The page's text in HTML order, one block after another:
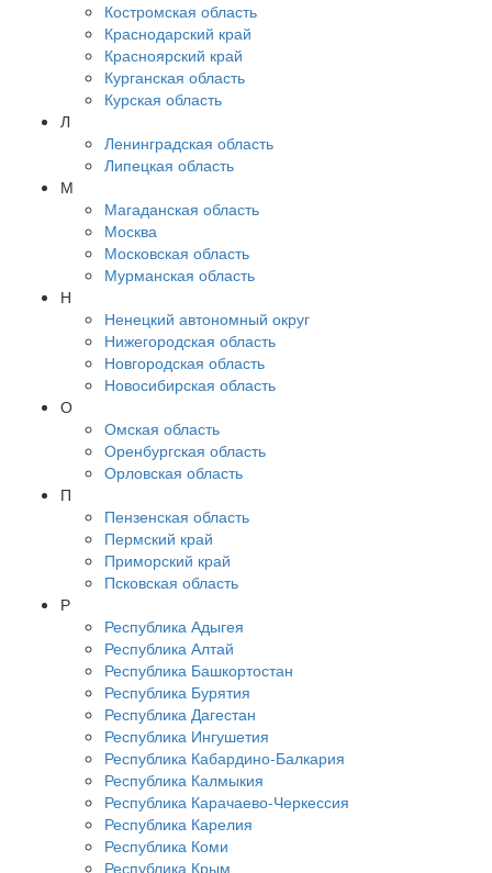
Костромская область
Краснодарский край
Красноярский край
Курганская область
Курская область
Л
Ленинградская область
Липецкая область
М
Магаданская область
Москва
Московская область
Мурманская область
Н
Ненецкий автономный округ
Нижегородская область
Новгородская область
Новосибирская область
О
Омская область
Оренбургская область
Орловская область
П
Пензенская область
Пермский край
Приморский край
Псковская область
Р
Республика Адыгея
Республика Алтай
Республика Башкортостан
Республика Бурятия
Республика Дагестан
Республика Ингушетия
Республика Кабардино-Балкария
Республика Калмыкия
Республика Карачаево-Черкессия
Республика Карелия
Республика Коми
Республика Крым